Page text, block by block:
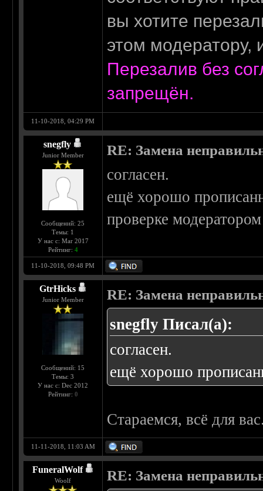
вы хотите
этом модератору,
Перезалив без
запрещён.
11-10-2018, 04:29 PM
snegfly
Junior Member
Сообщений: 25
Темы: 1
У нас с: Mar 2017
Рейтинг: 4
RE: Замена
согласен.
ещё хорошо
проверке
11-10-2018, 09:48 PM
GtrHicks
Junior Member
Сообщений: 15
Темы: 3
У нас с: Dec 2012
Рейтинг: 0
RE: Замена
snegfly Писал(а):
согласен.
ещё хорошо
Стараемся, всё для
11-11-2018, 11:03 AM
FuneralWolf
Woolf RE: Замена